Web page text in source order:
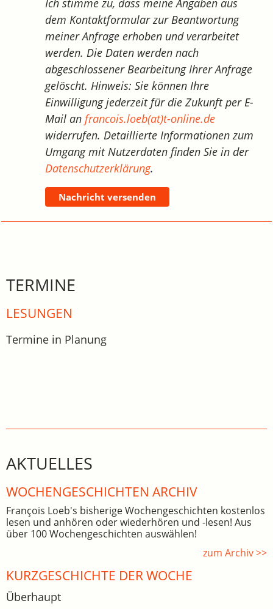
dem Kontaktformular zur Beantwortung
meiner Anfrage erhoben und verarbeitet
werden. Die Daten werden nach
abgeschlossener Bearbeitung Ihrer Anfrage
gelöscht. Hinweis: Sie können Ihre
Einwilligung jederzeit für die Zukunft per E-
Mail an francois.loeb(at)t-online.de
widerrufen. Detaillierte Informationen zum
Umgang mit Nutzerdaten finden Sie in der
Datenschutzerklärung.
Nachricht versenden
TERMINE
LESUNGEN
Termine in Planung
AKTUELLES
WOCHEN­GE­SCHICHTEN ARCHIV
François Loeb's bisherige Wochengeschichten kostenlos
lesen und anhören oder wiederhören und -lesen! Aus
über 100 Wochengeschichten auswählen!
zum Archiv >>
KURZGESCHICHTE DER WOCHE
Überhaupt